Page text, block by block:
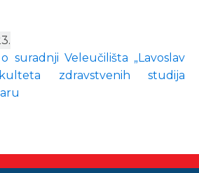
suradnji Veleučilišta „Lavoslav
zdravstvenih studija